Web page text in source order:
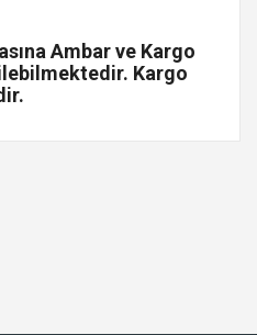
Ambar ve Kargo
Kargo